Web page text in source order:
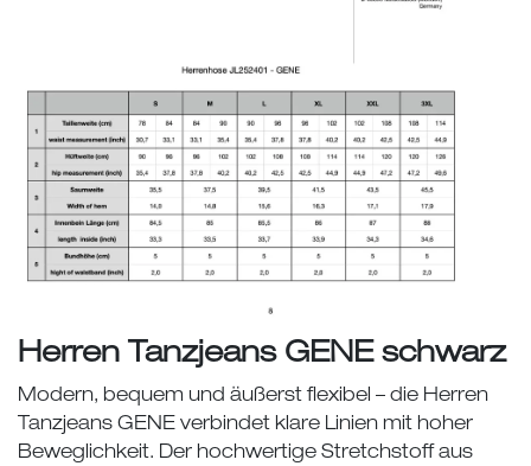
Herren Tanzjeans GENE schwarz
Modern, bequem und äußerst flexibel – die Herren
Tanzjeans GENE verbindet klare Linien mit hoher
Beweglichkeit. Der hochwertige Stretchstoff aus